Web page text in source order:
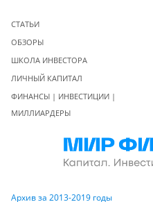
СТАТЬИ
ОБЗОРЫ
ШКОЛА ИНВЕСТОРА
ЛИЧНЫЙ КАПИТАЛ
ФИНАНСЫ | ИНВЕСТИЦИИ |
МИЛЛИАРДЕРЫ
Архив за 2013-2019 годы